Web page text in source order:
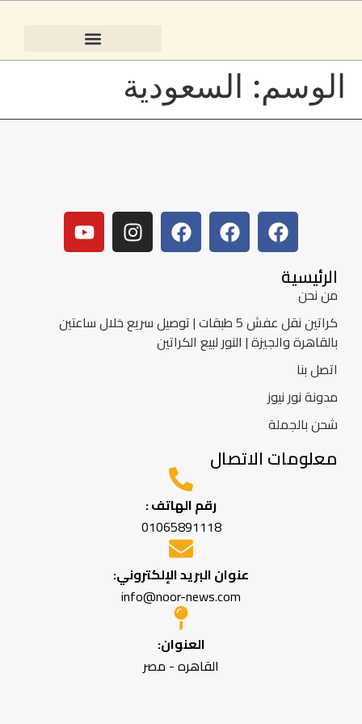
الوسم: السعودية
الرئيسية
من نحن
كراتين نقل عفش 5 طبقات | توصيل سريع خلال ساعتين
بالقاهرة والجيزة | النور لبيع الكراتين
اتصل بنا
مدونة نور نيوز
شحن بالجملة
معلومات الاتصال
رقم الهاتف :
01065891118
عنوان البريد الإلكتروني:
info@noor-news.com
العنوان:
القاهره - مصر